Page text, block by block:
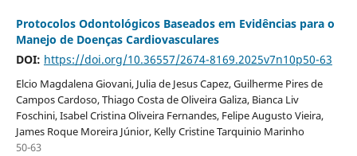
Protocolos Odontológicos Baseados em Evidências para o
Manejo de Doenças Cardiovasculares
DOI: https://doi.org/10.36557/2674-8169.2025v7n10p50-63
Elcio Magdalena Giovani, Julia de Jesus Capez, Guilherme Pires de
Campos Cardoso, Thiago Costa de Oliveira Galiza, Bianca Liv
Foschini, Isabel Cristina Oliveira Fernandes, Felipe Augusto Vieira,
James Roque Moreira Júnior, Kelly Cristine Tarquinio Marinho
50-63